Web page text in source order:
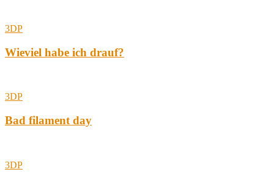
3DP
Wieviel habe ich drauf?
3DP
Bad filament day
3DP